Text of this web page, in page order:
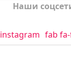
Наши
fab